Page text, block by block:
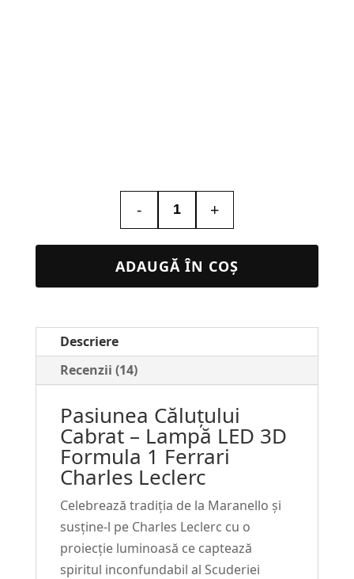
-
Cantitate
Led
–
Ferrari
-
Charles
Leclerc
#197
+
ADAUGĂ ÎN COȘ
Descriere
Recenzii (14)
Pasiunea Căluțului
Cabrat – Lampă LED 3D
Formula 1 Ferrari
Charles Leclerc
Celebrează tradiția de la Maranello și
susține-l pe Charles Leclerc cu o
proiecție luminoasă ce captează
spiritul inconfundabil al Scuderiei